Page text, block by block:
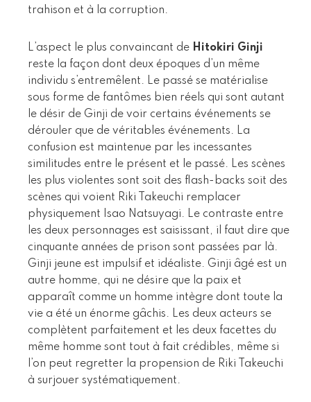
trahison et à la corruption.
L’aspect le plus convaincant de Hitokiri Ginji
reste la façon dont deux époques d’un même
individu s’entremêlent. Le passé se matérialise
sous forme de fantômes bien réels qui sont autant
le désir de Ginji de voir certains événements se
dérouler que de véritables événements. La
confusion est maintenue par les incessantes
similitudes entre le présent et le passé. Les scènes
les plus violentes sont soit des flash-backs soit des
scènes qui voient Riki Takeuchi remplacer
physiquement Isao Natsuyagi. Le contraste entre
les deux personnages est saisissant, il faut dire que
cinquante années de prison sont passées par là.
Ginji jeune est impulsif et idéaliste. Ginji âgé est un
autre homme, qui ne désire que la paix et
apparaît comme un homme intègre dont toute la
vie a été un énorme gâchis. Les deux acteurs se
complètent parfaitement et les deux facettes du
même homme sont tout à fait crédibles, même si
l’on peut regretter la propension de Riki Takeuchi
à surjouer systématiquement.